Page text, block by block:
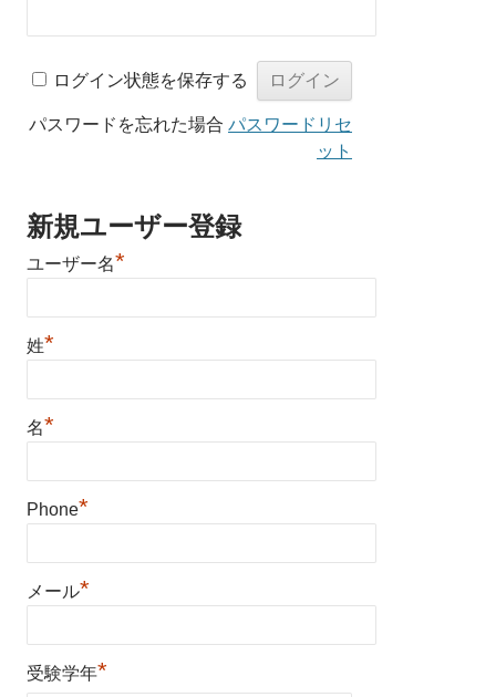
ログイン状態を保存する
パスワードを忘れた場合 パスワードリセ
ット
新規ユーザー登録
ユーザー名*
姓*
名*
Phone*
メール*
受験学年*